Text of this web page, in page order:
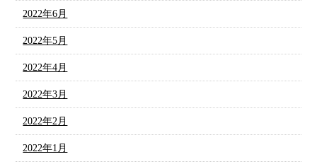
2022年6月
2022年5月
2022年4月
2022年3月
2022年2月
2022年1月